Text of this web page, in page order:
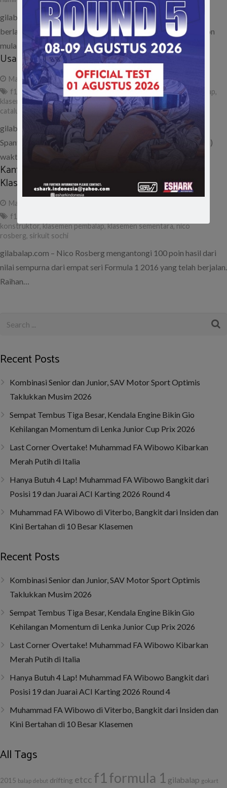
gilabalap.com – Usai menjuarai Grand Prix Monaco yang
berlangsung Minggu (29/5), juara bertahan F1 Lewis Hamilton
mulai mendekati rekan setimnya Nico…
Usai GP Catalunya, Kimi Salip Hamilton di Klasemen
May 15, 2016
f1 2016,klasemen f1, klasemen konstruktor,klasemen pembalap,
klasemen sementara,poin klasemen,usai gp spanyol. sirkuit
catalunya
gilabalap.com – Usai berlangsungnya Formula 1 Grand Prix
Spanyol yang berlangsung di Sirkuit Catalunya, Minggu (15/5)
waktu setempat, posisi Lewis Hamilton…
Kantongi 100 Poin, Rosberg Nyaman di Puncak
Klasemen
May 2, 2016
f1
konstruktor,klasemen pembalap,klasemen sementara,nico
rosberg, sirkuit sochi
gilabalap.com – Nico Rosberg mengantongi 100 poin hasil dari
nilai sempurna dari empat seri Formula 1 2016 yang telah berjalan.
Raihan…
Recent Posts
Kombinasi Senior dan Junior, SAV Motor Sport Optimis
Taklukkan Musim 2026
Sempat Tembus Tiga Besar, Kendala Engine Bikin Gio
Kehilangan Momentum di Lenka Junior Cup Prix 2026
Last Corner Overtake! Muhammad FA Wibowo Kibarkan
Merah Putih di Italia
Hanya Butuh 4 Lap! Muhammad FA Wibowo Bangkit dari
Posisi 19 dan Juarai ACI Karting 2026 Round 4
Muhammad FA Wibowo di Viterbo, Bangkit dari Insiden dan
Kini Bertahan di 10 Besar Klasemen
Recent Posts
Kombinasi Senior dan Junior, SAV Motor Sport Optimis
Taklukkan Musim 2026
Sempat Tembus Tiga Besar, Kendala Engine Bikin Gio
Kehilangan Momentum di Lenka Junior Cup Prix 2026
Last Corner Overtake! Muhammad FA Wibowo Kibarkan
Merah Putih di Italia
Hanya Butuh 4 Lap! Muhammad FA Wibowo Bangkit dari
Posisi 19 dan Juarai ACI Karting 2026 Round 4
Muhammad FA Wibowo di Viterbo, Bangkit dari Insiden dan
Kini Bertahan di 10 Besar Klasemen
All Tags
2015 balap debut drifting etcc f1 formula 1 gilabalap gokart